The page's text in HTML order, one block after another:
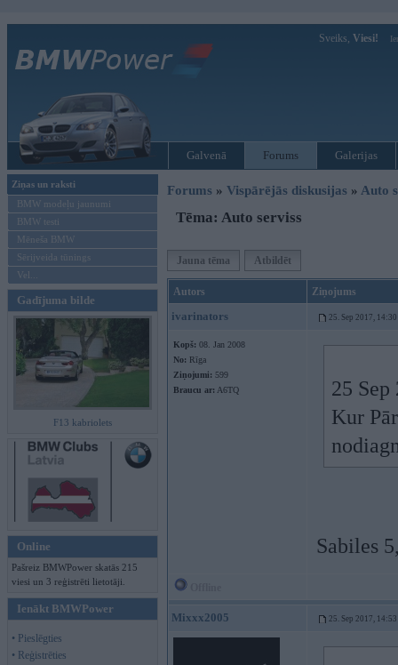
Sveiks, Viesi!
Galvenā Forums Galerijas
Ziņas un raksti
BMW modeļu jaunumi
BMW testi
Mēneša BMW
Sērijveida tūnings
Vel...
Gadījuma bilde
F13 kabriolets
Online
Pašreiz BMWPower skatās 215
viesi un 3 reģistrēti lietotāji.
Ienākt BMWPower
• Pieslēgties
• Reģistrēties
Forums » Vispārējās diskusijas » Auto
Tēma: Auto serviss
Jauna tēma Atbildēt
Autors Ziņojums
ivarinators 25. Sep 2017, 14:30
Kopš: 08. Jan 2008
No: Rīga
Ziņojumi: 599
Braucu ar: A6TQ
25
Kur
Sabiles
Mixxx2005 25. Sep 2017, 14:53